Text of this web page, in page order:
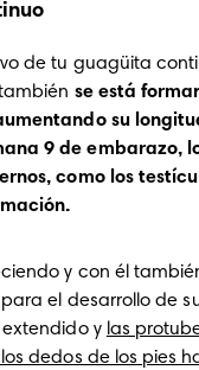
de tu guagüita
se está
su
9 de embarazo,
como los
y con él
el desarrollo de
extendido y las
dedos de los pies